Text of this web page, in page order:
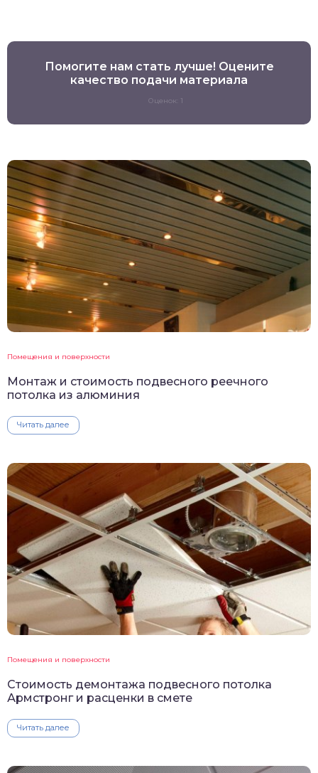
Помогите нам стать лучше! Оцените
качество подачи материала
Оценок: 1
Помещения и поверхности
Монтаж и стоимость подвесного реечного
потолка из алюминия
Читать далее
Помещения и поверхности
Стоимость демонтажа подвесного потолка
Армстронг и расценки в смете
Читать далее